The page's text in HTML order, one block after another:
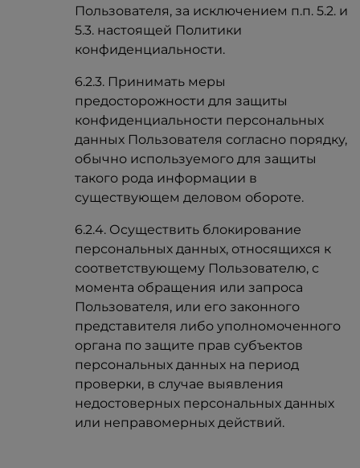
Пользователя, за исключением п.п. 5.2. и
5.3. настоящей Политики
конфиденциальности.
6.2.3. Принимать меры
предосторожности для защиты
конфиденциальности персональных
данных Пользователя согласно порядку,
обычно используемого для защиты
такого рода информации в
существующем деловом обороте.
6.2.4. Осуществить блокирование
персональных данных, относящихся к
соответствующему Пользователю, с
момента обращения или запроса
Пользователя, или его законного
представителя либо уполномоченного
органа по защите прав субъектов
персональных данных на период
проверки, в случае выявления
недостоверных персональных данных
или неправомерных действий.